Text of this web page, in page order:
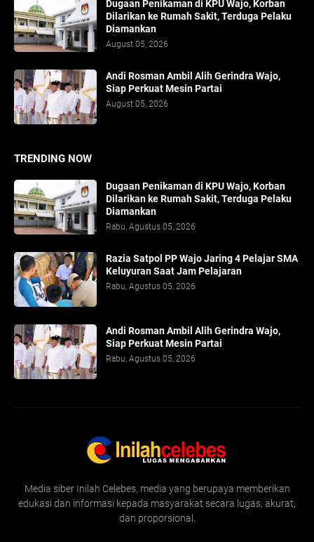
Dugaan Penikaman di KPU Wajo, Korban
Dilarikan ke Rumah Sakit, Terduga Pelaku
Diamankan
August 05, 2026
Andi Rosman Ambil Alih Gerindra Wajo,
Siap Perkuat Mesin Partai
August 05, 2026
TRENDING NOW
Dugaan Penikaman di KPU Wajo, Korban
Dilarikan ke Rumah Sakit, Terduga Pelaku
Diamankan
Rabu, Agustus 05, 2026
Razia Satpol PP Wajo Jaring 4 Pelajar SMA
Keluyuran Saat Jam Pelajaran
Rabu, Agustus 05, 2026
Andi Rosman Ambil Alih Gerindra Wajo,
Siap Perkuat Mesin Partai
Rabu, Agustus 05, 2026
Media siber Inilah Celebes, media yang berupaya memberikan
edukasi dan informasi kepada masyarakat secara lugas, akurat,
dan proporsional.